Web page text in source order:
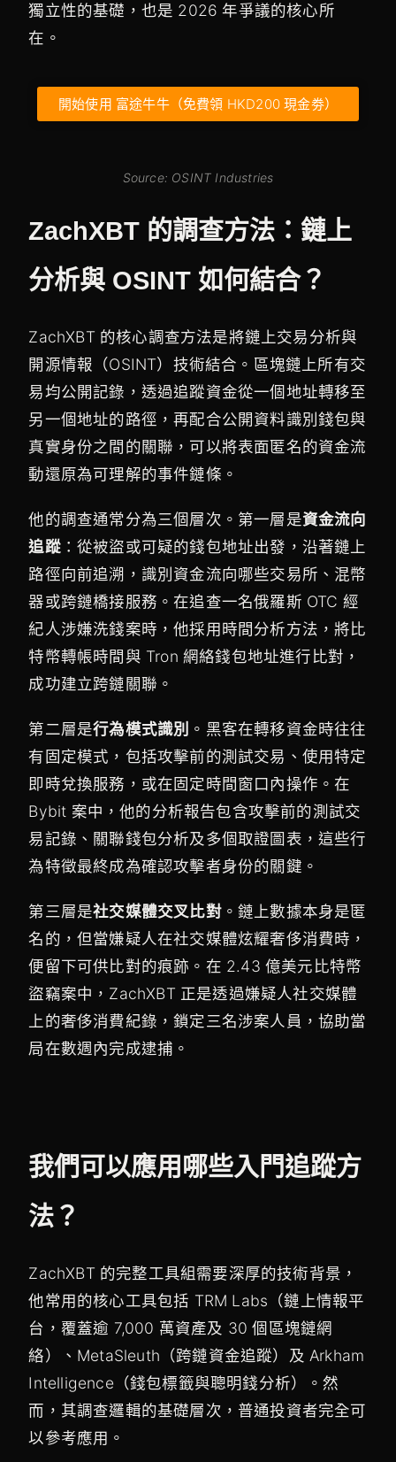
獨立性的基礎，也是 2026 年爭議的核心所
在。
開始使用 富途牛牛（免費領 HKD200 現金劵）
Source: OSINT Industries
ZachXBT 的調查方法：鏈上
分析與 OSINT 如何結合？
ZachXBT 的核心調查方法是將鏈上交易分析與
開源情報（OSINT）技術結合。區塊鏈上所有交
易均公開記錄，透過追蹤資金從一個地址轉移至
另一個地址的路徑，再配合公開資料識別錢包與
真實身份之間的關聯，可以將表面匿名的資金流
動還原為可理解的事件鏈條。
他的調查通常分為三個層次。第一層是資金流向
追蹤：從被盜或可疑的錢包地址出發，沿著鏈上
路徑向前追溯，識別資金流向哪些交易所、混幣
器或跨鏈橋接服務。在追查一名俄羅斯 OTC 經
紀人涉嫌洗錢案時，他採用時間分析方法，將比
特幣轉帳時間與 Tron 網絡錢包地址進行比對，
成功建立跨鏈關聯。
第二層是行為模式識別 。黑客在轉移資金時往往
有固定模式，包括攻擊前的測試交易、使用特定
即時兌換服務，或在固定時間窗口內操作。在
Bybit 案中，他的分析報告包含攻擊前的測試交
易記錄、關聯錢包分析及多個取證圖表，這些行
為特徵最終成為確認攻擊者身份的關鍵。
第三層是社交媒體交叉比對。鏈上數據本身是匿
名的，但當嫌疑人在社交媒體炫耀奢侈消費時，
便留下可供比對的痕跡。在 2.43 億美元比特幣
盜竊案中，ZachXBT 正是透過嫌疑人社交媒體
上的奢侈消費紀錄，鎖定三名涉案人員，協助當
局在數週內完成逮捕。
我們可以應用哪些入門追蹤方
法？
ZachXBT 的完整工具組需要深厚的技術背景，
他常用的核心工具包括 TRM Labs（鏈上情報平
台，覆蓋逾 7,000 萬資產及 30 個區塊鏈網
絡）、MetaSleuth（跨鏈資金追蹤）及 Arkham
Intelligence（錢包標籤與聰明錢分析）。然
而，其調查邏輯的基礎層次，普通投資者完全可
以參考應用。